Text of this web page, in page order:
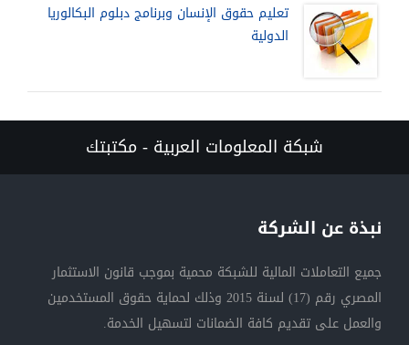
تعليم حقوق الإنسان وبرنامج دبلوم البكالوريا
الدولية
شبكة المعلومات العربية - مكتبتك
نبذة عن الشركة
جميع التعاملات المالية للشبكة محمية بموجب قانون الاستثمار
المصري رقم (17) لسنة 2015 وذلك لحماية حقوق المستخدمين
والعمل على تقديم كافة الضمانات لتسهيل الخدمة.